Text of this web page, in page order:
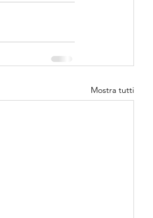
Mostra tutti